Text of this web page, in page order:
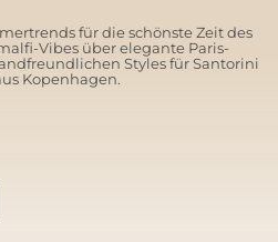
für die schönste Zeit des
Vibes über elegante Paris-
Styles für Santorini
Kopenhagen.